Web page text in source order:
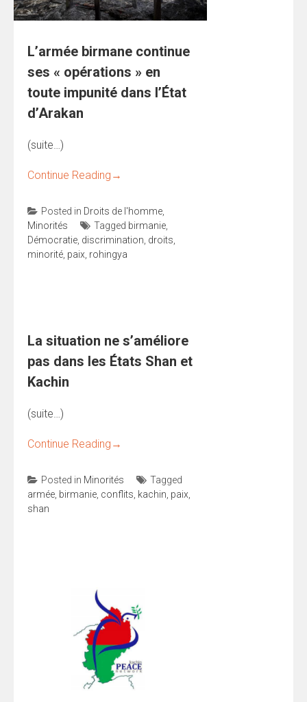
L’armée birmane continue
ses « opérations » en
toute impunité dans l’État
d’Arakan
(suite…)
Continue Reading →
Posted in Droits de l'homme
Minorités
Tagged birmanie
Démocratie discrimination droits
minorité paix rohingya
La situation ne s’améliore
pas dans les États Shan et
Kachin
(suite…)
Continue Reading →
Posted in Minorités
Tagged
armée birmanie conflits kachin paix
shan